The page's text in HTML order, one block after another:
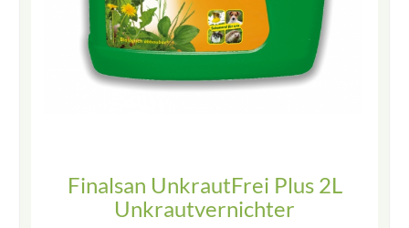
Finalsan UnkrautFrei Plus 2L
Unkrautvernichter